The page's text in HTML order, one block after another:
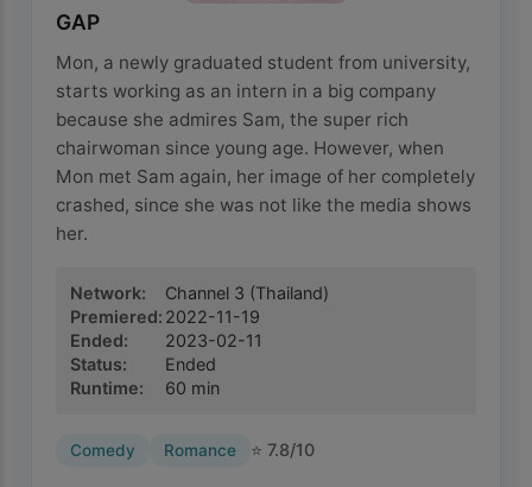
GAP
Mon, a newly graduated student from university,
starts working as an intern in a big company
because she admires Sam, the super rich
chairwoman since young age. However, when
Mon met Sam again, her image of her completely
crashed, since she was not like the media shows
her.
Network: Channel 3 (Thailand)
Premiered: 2022-11-19
Ended:
2023-02-11
Status:
Ended
Runtime: 60 min
Comedy Romance ⭐ 7.8/10